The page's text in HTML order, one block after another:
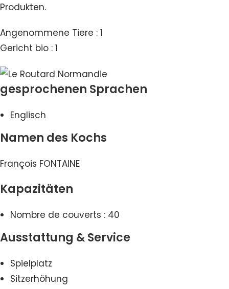
Produkten.
Angenommene Tiere : 1
Gericht bio : 1
gesprochenen Sprachen
Englisch
Namen des Kochs
François FONTAINE
Kapazitäten
Nombre de couverts : 40
Ausstattung & Service
Spielplatz
Sitzerhöhung